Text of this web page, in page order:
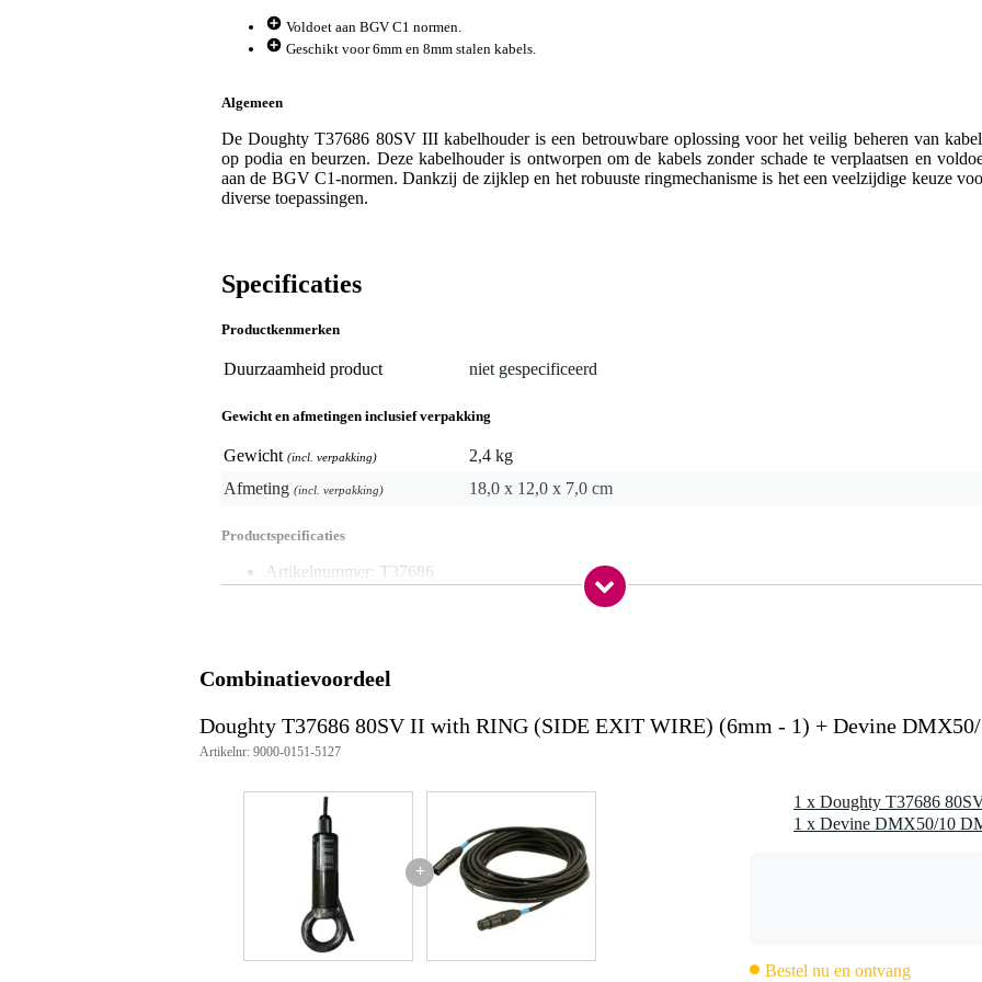
Voldoet aan BGV C1 normen.
Geschikt voor 6mm en 8mm stalen kabels.
Algemeen
De Doughty T37686 80SV III kabelhouder is een betrouwbare oplossing voor het veilig beheren van
op podia en beurzen. Deze kabelhouder is ontworpen om de kabels zonder schade te verplaatsen en
aan de BGV C1-normen. Dankzij de zijklep en het robuuste ringmechanisme is het een veelzijdige keuze
diverse toepassingen.
Specificaties
Productkenmerken
Duurzaamheid product niet gespecificeerd
Gewicht en afmetingen inclusief verpakking
Gewicht (incl. verpakking)
2,4 kg
Afmeting (incl. verpakking) 18,0 x 12,0 x 7,0 cm
Productspecificaties
Artikelnummer: T37686
Type: 80SV III Kabelhouder
Ø6,35mm (1/4") draad: 150kg
Ø8mm draad: 240kg
Ringdiameter: Ø40mm (binnen) / Ø72mm (buiten)
Houderdiameter: Ø40mm
Gewicht: 0,88 kg
Toepassing: Geschikt voor evenementen en podiumgebruik
Kleur: Zwart
Afmetingen: 40mm x 72mm
Combinatievoordeel
Doughty T37686 80SV II with RING (SIDE EXIT WIRE) (6mm - 1) + Devine
Artikelnr: 9000-0151-5127
+
Bestel nu en ontvang